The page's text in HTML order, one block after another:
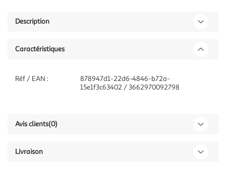
Description
Caractéristiques
Réf / EAN :
878947d1-22d6-4846-b72a-
15e1f3c63402 / 3662970092798
Avis clients(0)
Livraison